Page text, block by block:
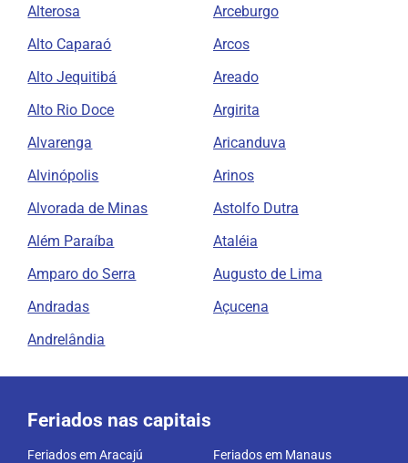
Alterosa
Alto Caparaó
Alto Jequitibá
Alto Rio Doce
Alvarenga
Alvinópolis
Alvorada de Minas
Além Paraíba
Amparo do Serra
Andradas
Andrelândia
Arceburgo
Arcos
Areado
Argirita
Aricanduva
Arinos
Astolfo Dutra
Ataléia
Augusto de Lima
Açucena
Feriados nas capitais
Feriados em Aracajú
Feriados em Manaus